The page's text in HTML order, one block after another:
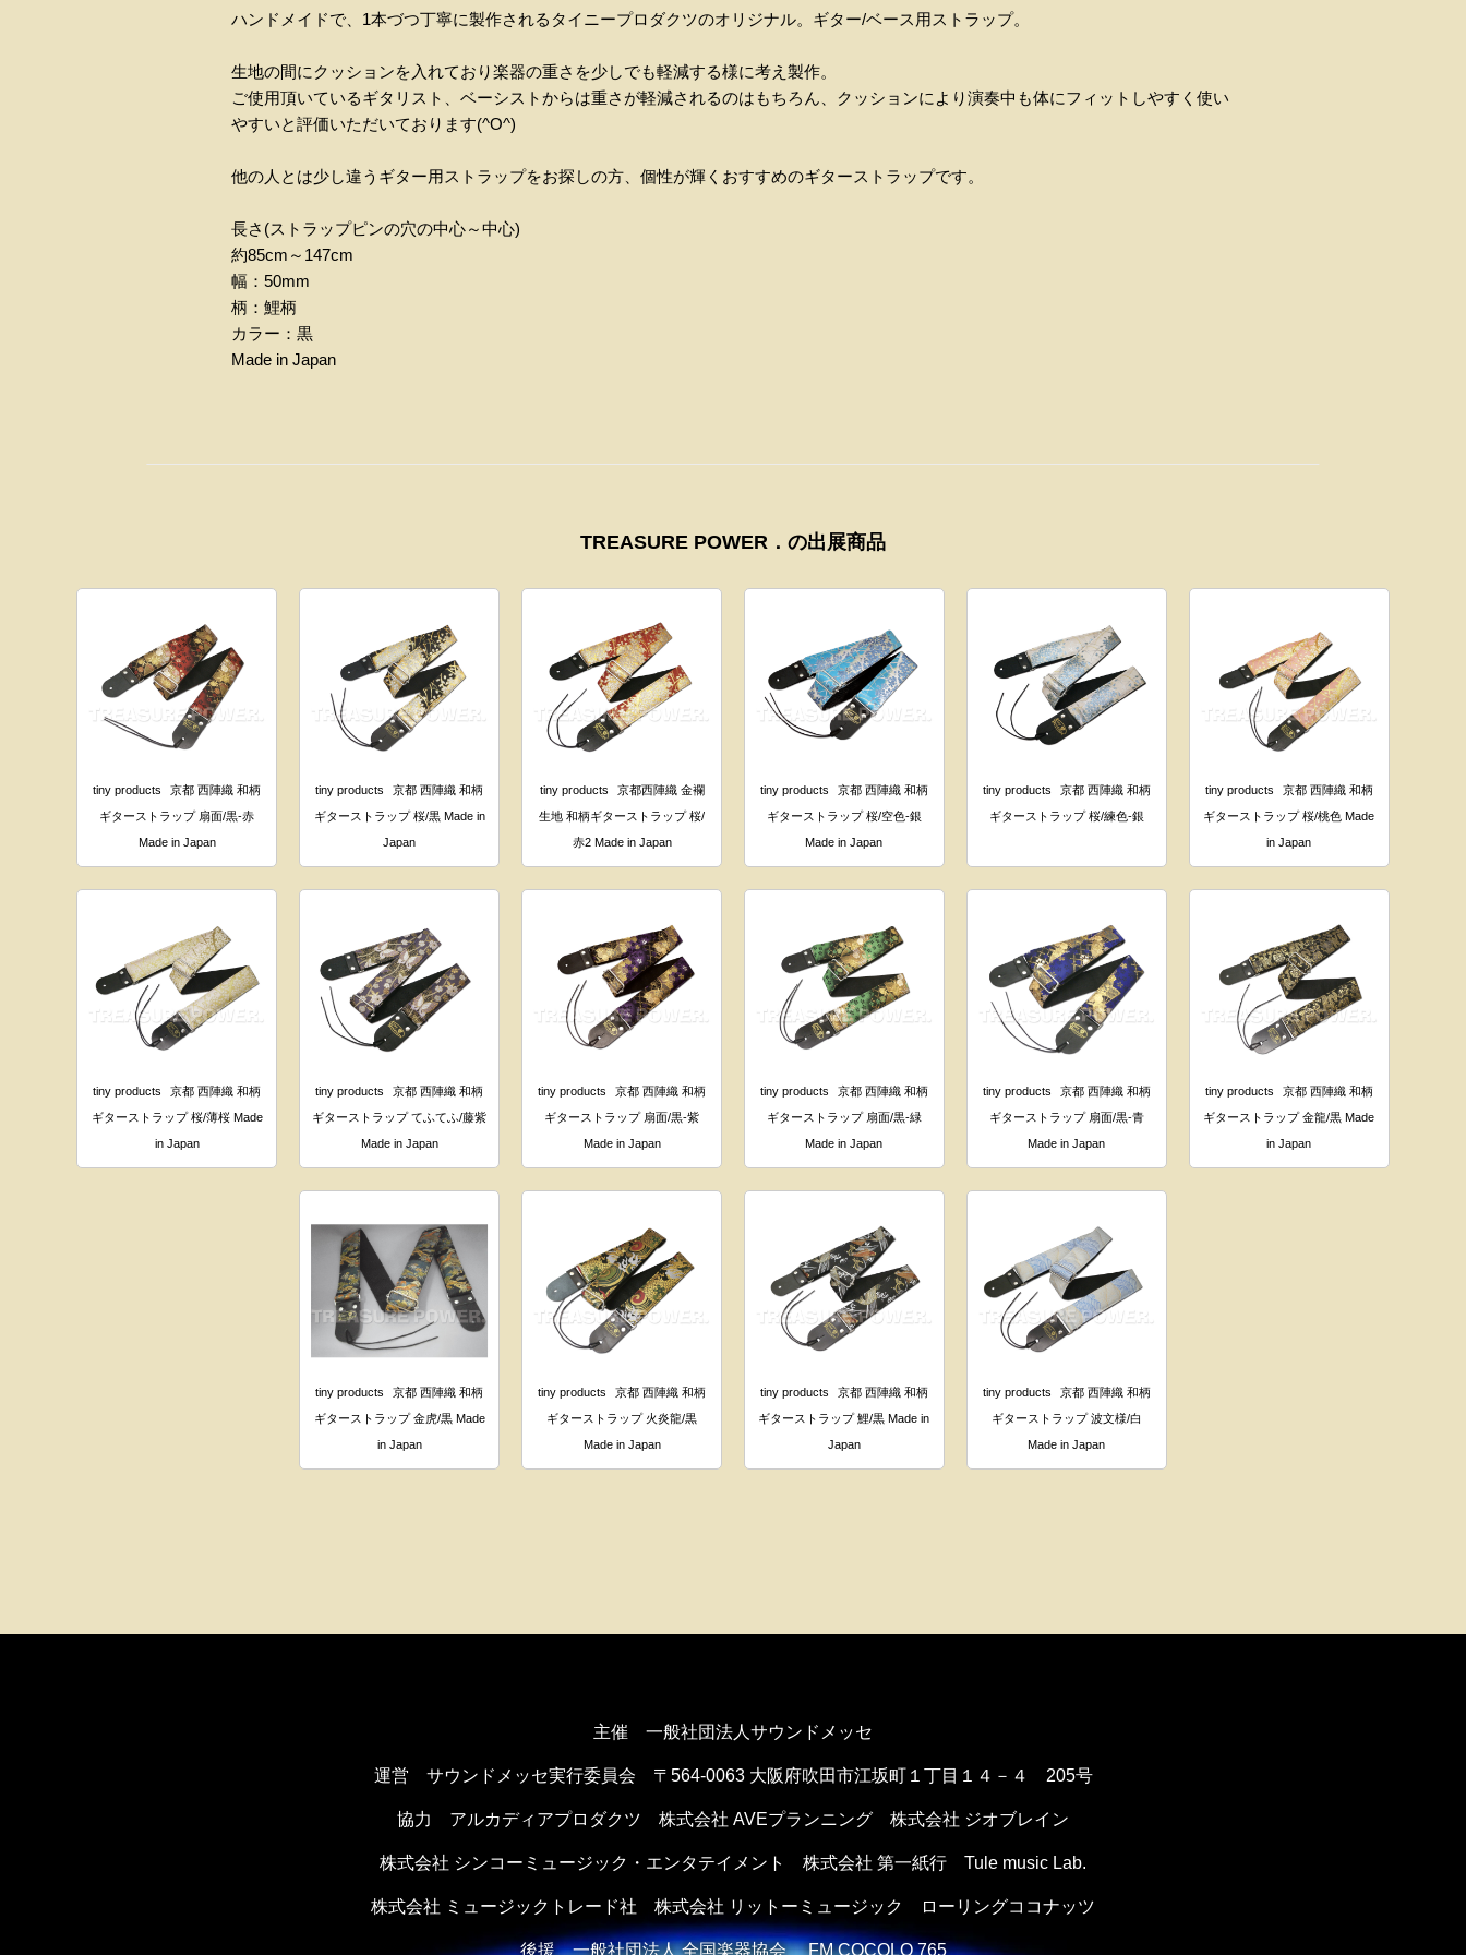
ハンドメイドで、1本づつ丁寧に製作されるタイニープロダクツのオリジナル。ギター/ベース用ストラップ。
生地の間にクッションを入れており楽器の重さを少しでも軽減する様に考え製作。
ご使用頂いているギタリスト、ベーシストからは重さが軽減されるのはもちろん、クッションにより演奏中も体にフィットしやすく使い
やすいと評価いただいております(^O^)
他の人とは少し違うギター用ストラップをお探しの方、個性が輝くおすすめのギターストラップです。
長さ(ストラップピンの穴の中心～中心)
約85cm～147cm
幅：50mm
柄：鯉柄
カラー：黒
Made in Japan
TREASURE POWER．の出展商品
tiny products
京都 西陣織 和柄
ギターストラップ 扇面/黒-赤
Made in Japan
tiny products
京都 西陣織 和柄
ギターストラップ 桜/黒 Made in
Japan
tiny products
京都西陣織 金襴
生地 和柄ギターストラップ 桜/
赤2 Made in Japan
tiny products
京都 西陣織 和柄
ギターストラップ 桜/空色-銀
Made in Japan
tiny products
京都 西陣織 和柄
ギターストラップ 桜/練色-銀
tiny products
京都 西陣織 和柄
ギターストラップ 桜/桃色 Made
in Japan
tiny products
京都 西陣織 和柄
ギターストラップ 桜/薄桜 Made
in Japan
tiny products
京都 西陣織 和柄
ギターストラップ てふてふ/藤紫
Made in Japan
tiny products
京都 西陣織 和柄
ギターストラップ 扇面/黒-紫
Made in Japan
tiny products
京都 西陣織 和柄
ギターストラップ 扇面/黒-緑
Made in Japan
tiny products
京都 西陣織 和柄
ギターストラップ 扇面/黒-青
Made in Japan
tiny products
京都 西陣織 和柄
ギターストラップ 金龍/黒 Made
in Japan
tiny products
京都 西陣織 和柄
ギターストラップ 金虎/黒 Made
in Japan
tiny products
京都 西陣織 和柄
ギターストラップ 火炎龍/黒
Made in Japan
tiny products
京都 西陣織 和柄
ギターストラップ 鯉/黒 Made in
Japan
tiny products
京都 西陣織 和柄
ギターストラップ 波文様/白
Made in Japan
主催 一般社団法人サウンドメッセ
運営 サウンドメッセ実行委員会 〒564-0063 大阪府吹田市江坂町１丁目１４－４ 205号
協力 アルカディアプロダクツ 株式会社 AVEプランニング 株式会社 ジオブレイン
株式会社 シンコーミュージック・エンタテイメント 株式会社 第一紙行 Tule music Lab.
株式会社 ミュージックトレード社 株式会社 リットーミュージック ローリングココナッツ
後援一般社団法人 全国楽器協会 FM COCOLO 765